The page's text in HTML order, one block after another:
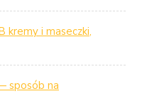
kremy i maseczki,
sposób na